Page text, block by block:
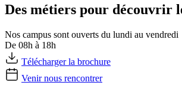
Des métiers pour découvrir
Nos campus sont ouverts du lundi au vendredi
De 08h à 18h
Télécharger la brochure
Venir nous rencontrer